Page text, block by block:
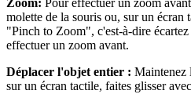
Zoom: Pour effectuer un zoom
molette de la souris ou, sur un
"Pinch to Zoom", c'est-à-dire
effectuer un zoom avant.
Déplacer l'objet entier : Maintenez
sur un écran tactile, faites glisser